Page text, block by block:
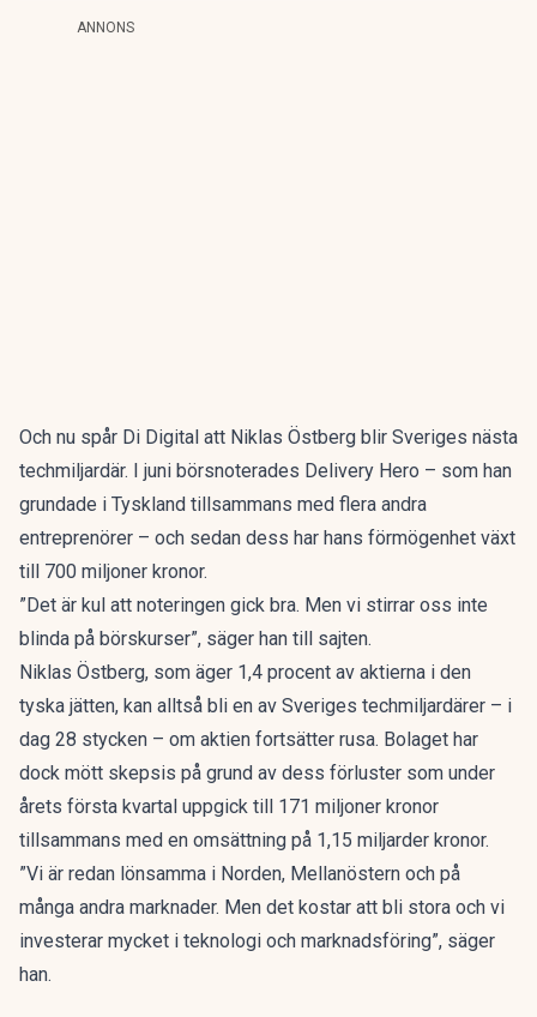
ANNONS
Och nu spår Di Digital att Niklas Östberg blir Sveriges nästa
techmiljardär. I juni börsnoterades Delivery Hero – som han
grundade i Tyskland tillsammans med flera andra
entreprenörer – och sedan dess har hans förmögenhet växt
till 700 miljoner kronor.
”Det är kul att noteringen gick bra. Men vi stirrar oss inte
blinda på börskurser”, säger han till sajten.
Niklas Östberg, som äger 1,4 procent av aktierna i den
tyska jätten, kan alltså bli en av Sveriges techmiljardärer – i
dag 28 stycken – om aktien fortsätter rusa. Bolaget har
dock mött skepsis på grund av dess förluster som under
årets första kvartal uppgick till 171 miljoner kronor
tillsammans med en omsättning på 1,15 miljarder kronor.
”Vi är redan lönsamma i Norden, Mellanöstern och på
många andra marknader. Men det kostar att bli stora och vi
investerar mycket i teknologi och marknadsföring”, säger
han.